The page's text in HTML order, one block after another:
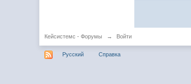
Кейсистемс - Форумы → Войти
Русский Справка